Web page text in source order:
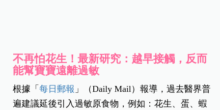
不再怕花生！最新研究：越早接觸，反而
能幫寶寶遠離過敏
根據「每日郵報 」（Daily Mail）報導，過去醫界普
遍建議延後引入過敏原食物，例如：花生、蛋、蝦